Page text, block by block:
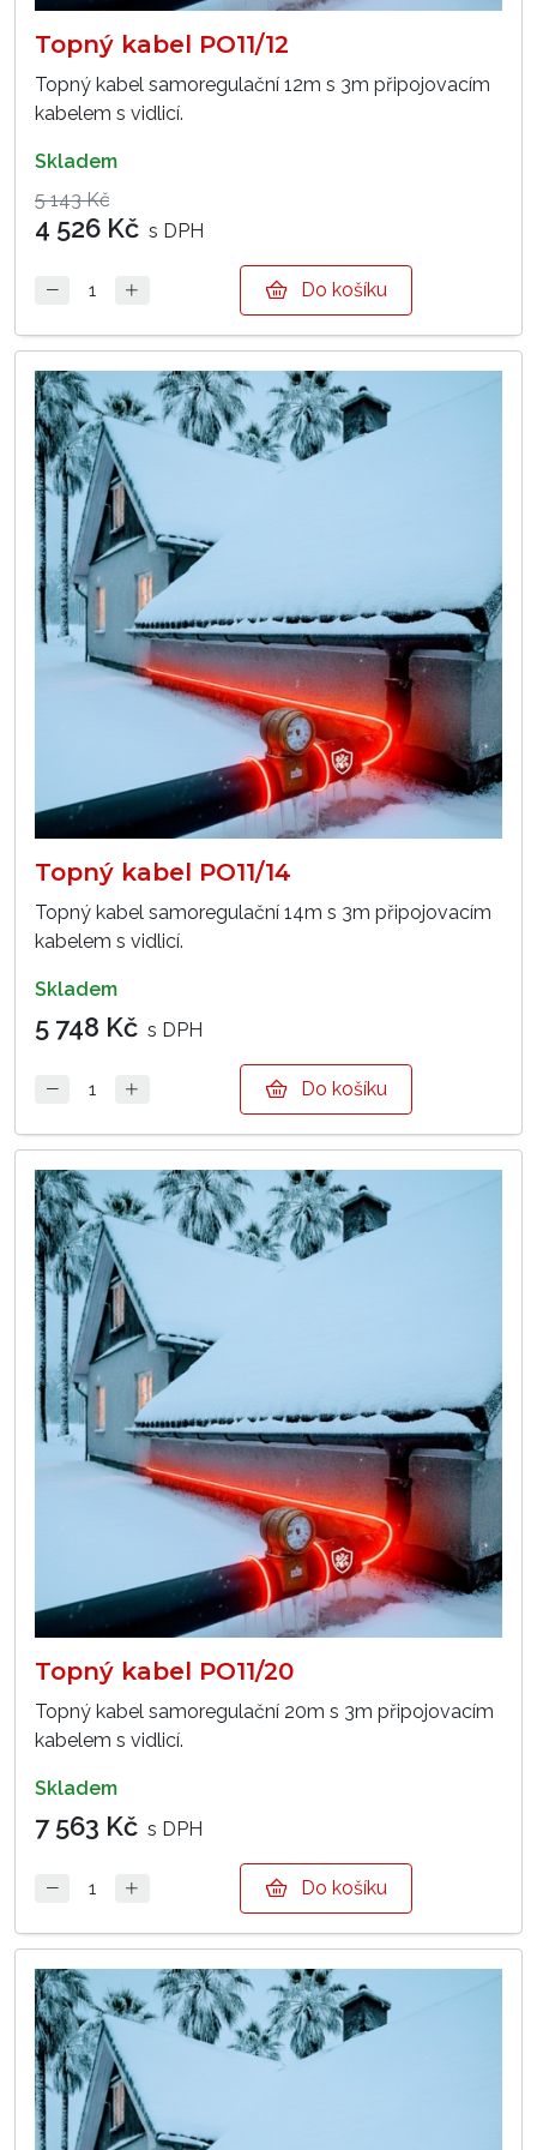
Topný kabel PO11/12
Topný kabel samoregulační 12m s 3m připojovacím
kabelem s vidlicí.
skladem
5 143 Kč
4 526 Kč s DPH
Do košíku
Topný kabel PO11/14
Topný kabel samoregulační 14m s 3m připojovacím
kabelem s vidlicí.
skladem
5 748 Kč s DPH
Do košíku
Topný kabel PO11/20
Topný kabel samoregulační 20m s 3m připojovacím
kabelem s vidlicí.
skladem
7 563 Kč s DPH
Do košíku